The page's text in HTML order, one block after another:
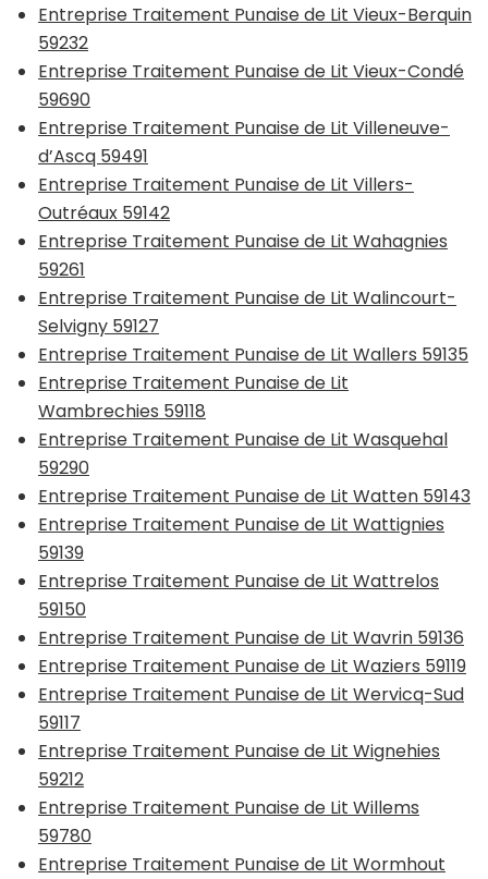
Entreprise Traitement Punaise de Lit Vieux-Berquin
59232
Entreprise Traitement Punaise de Lit Vieux-Condé
59690
Entreprise Traitement Punaise de Lit Villeneuve-
d’Ascq 59491
Entreprise Traitement Punaise de Lit Villers-
Outréaux 59142
Entreprise Traitement Punaise de Lit Wahagnies
59261
Entreprise Traitement Punaise de Lit Walincourt-
Selvigny 59127
Entreprise Traitement Punaise de Lit Wallers 59135
Entreprise Traitement Punaise de Lit
Wambrechies 59118
Entreprise Traitement Punaise de Lit Wasquehal
59290
Entreprise Traitement Punaise de Lit Watten 59143
Entreprise Traitement Punaise de Lit Wattignies
59139
Entreprise Traitement Punaise de Lit Wattrelos
59150
Entreprise Traitement Punaise de Lit Wavrin 59136
Entreprise Traitement Punaise de Lit Waziers 59119
Entreprise Traitement Punaise de Lit Wervicq-Sud
59117
Entreprise Traitement Punaise de Lit Wignehies
59212
Entreprise Traitement Punaise de Lit Willems
59780
Entreprise Traitement Punaise de Lit Wormhout